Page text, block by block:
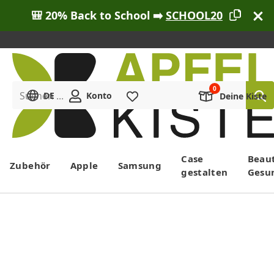
🎒 20% Back to School ➡️SCHOOL20
Menü
Suchen ...
DE Konto Deine Kiste
Zubehör Apple Samsung
Case
gestalten